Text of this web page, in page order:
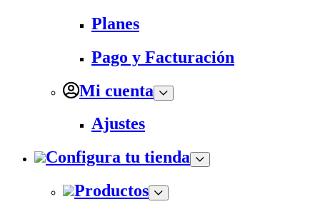
Planes
Pago y Facturación
Mi cuenta
Ajustes
Configura tu tienda
Productos